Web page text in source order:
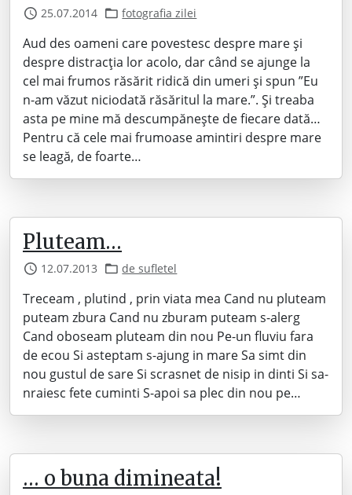
25.07.2014 fotografia zilei
Aud des oameni care povestesc despre mare și
despre distracția lor acolo, dar când se ajunge la
cel mai frumos răsărit ridică din umeri și spun ”Eu
n-am văzut niciodată răsăritul la mare.”. Și treaba
asta pe mine mă descumpănește de fiecare dată…
Pentru că cele mai frumoase amintiri despre mare
se leagă, de foarte…
Pluteam…
12.07.2013 de sufletel
Treceam , plutind , prin viata mea Cand nu pluteam
puteam zbura Cand nu zburam puteam s-alerg
Cand oboseam pluteam din nou Pe-un fluviu fara
de ecou Si asteptam s-ajung in mare Sa simt din
nou gustul de sare Si scrasnet de nisip in dinti Si sa-
nraiesc fete cuminti S-apoi sa plec din nou pe…
… o buna dimineata!